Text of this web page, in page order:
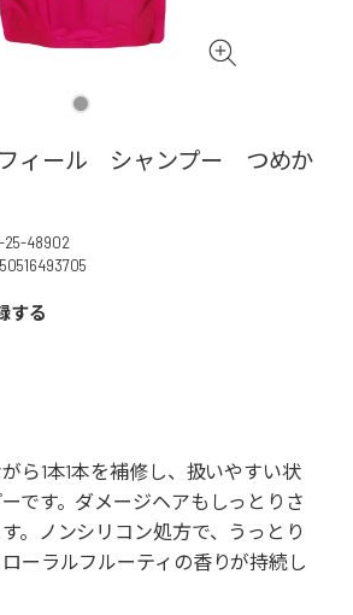
ィール シャンプー つめか
25-48902
する
ら1本1本を補修し、扱いやすい状
です。ダメージヘアもしっとりさ
。ノンシリコン処方で、うっとり
ーラルフルーティの香りが持続し